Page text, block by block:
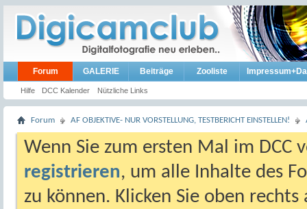
Forum
Hilfe DCC Kalender Nützliche Links
GALERIE Beiträge Zooliste
Forum AF OBJEKTIVE- NUR VORSTELLUNG, TESTBERICHT EINSTELLEN!
Wenn Sie zum ersten Mal im DCC
registrieren, um alle Inhalte des
zu können. Klicken Sie oben